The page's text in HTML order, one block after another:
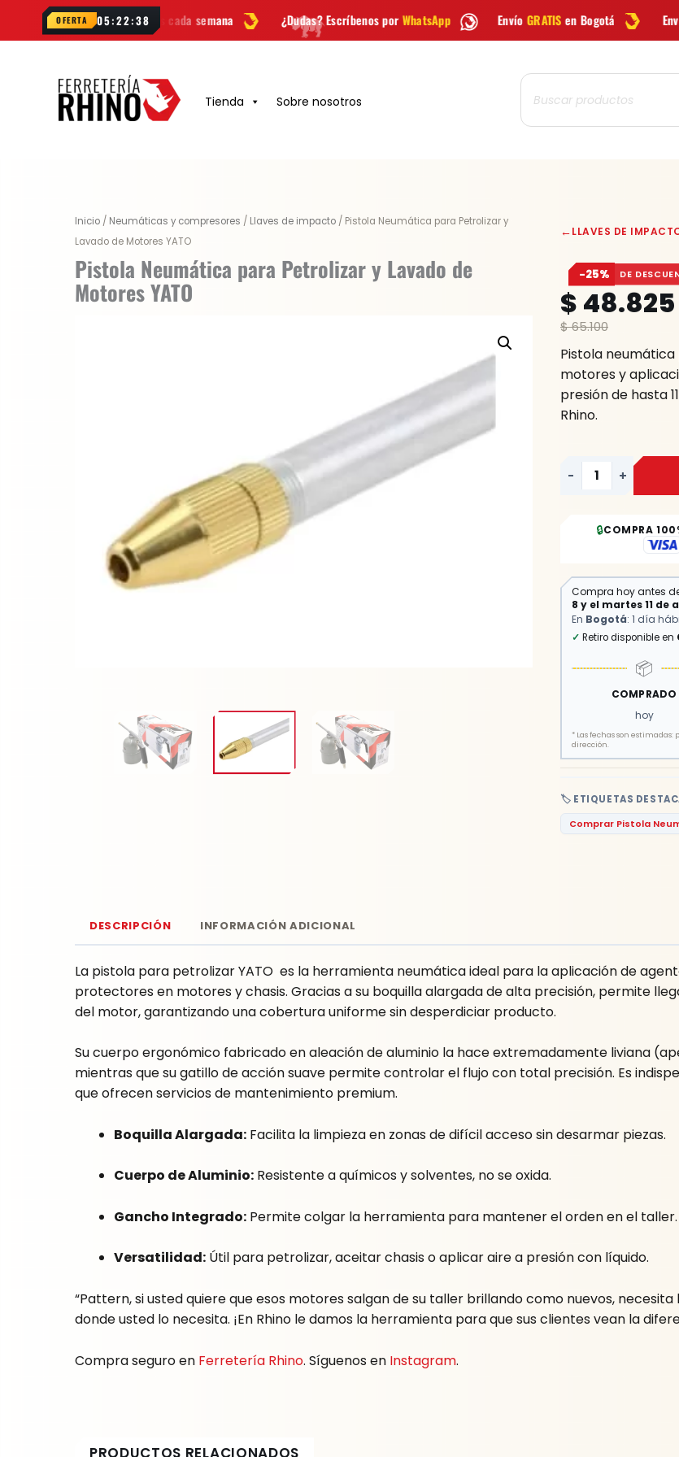
OFERTA 05:22:37
cada semana ¿Dudas? Escríbenos porWhatsApp EnvíoGRATIS en Bogotá Envío gratis a todo
Tienda Sobre nosotros
Búsqueda
de
productos
Inicio / Neumáticas y compresores / Llaves de impacto / Pistola Neumática para Petrolizar y
Lavado de Motores YATO
Pistola Neumática para Petrolizar y Lavado de
Motores YATO
←LLAVES DE
−25% DE
$65.100
Original
price
was:
$ 65.100.
$ 48.825
Current
price
is:
$ 48.825.
Pistola
motores y
presión de hasta
Rhino.
Neumática
para
Petrolizar
y
Lavado
Motores
YATO
cantidad
- +
🏷️ ETIQUETAS
Comprar Pistola
🔒COMPRA
Compra hoy antes
8 y el martes 11 de
En Bogotá: 1 día
✓ Retiro disponible en
📦
COMPRADO
hoy
* Las fechas son
dirección.
DESCRIPCIÓN INFORMACIÓN ADICIONAL
La pistola para petrolizar YATO es la herramienta neumática ideal para la aplicación de
protectores en motores y chasis. Gracias a su boquilla alargada de alta precisión, permite
del motor, garantizando una cobertura uniforme sin desperdiciar producto.
Su cuerpo ergonómico fabricado en aleación de aluminio la hace extremadamente liviana
mientras que su gatillo de acción suave permite controlar el flujo con total precisión. Es
que ofrecen servicios de mantenimiento premium.
Boquilla Alargada: Facilita la limpieza en zonas de difícil acceso sin desarmar piezas.
Cuerpo de Aluminio: Resistente a químicos y solventes, no se oxida.
Gancho Integrado: Permite colgar la herramienta para mantener el orden en el taller.
Versatilidad: Útil para petrolizar, aceitar chasis o aplicar aire a presión con líquido.
“Pattern, si usted quiere que esos motores salgan de su taller brillando como nuevos,
donde usted lo necesita. ¡En Rhino le damos la herramienta para que sus clientes vean la
Compra seguro en Ferretería Rhino. Síguenos en Instagram.